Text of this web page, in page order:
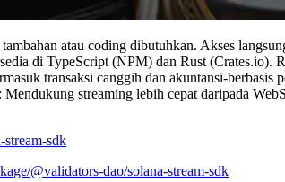
atau coding dibutuhkan. Akses
di TypeScript (NPM) dan Rust (Crates.io).
transaksi canggih dan akuntansi-berbasis
streaming lebih cepat daripada
stream-sdk
@validators-dao/solana-stream-sdk